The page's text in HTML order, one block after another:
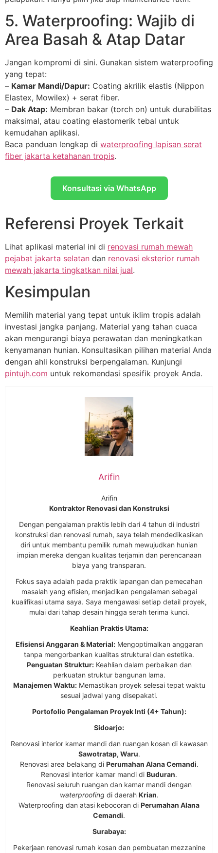
5. Waterproofing: Wajib di
Area Basah & Atap Datar
Jangan kompromi di sini. Gunakan sistem waterproofing
yang tepat:
– Kamar Mandi/Dapur: Coating akrilik elastis (Nippon
Elastex, Mowilex) + serat fiber.
– Dak Atap: Membran bakar (torch on) untuk durabilitas
maksimal, atau coating elastomerik tebal untuk
kemudahan aplikasi.
Baca panduan lengkap di waterproofing lapisan serat
fiber jakarta ketahanan tropis.
Konsultasi via WhatsApp
Referensi Proyek Terkait
Lihat aplikasi material ini di renovasi rumah mewah
pejabat jakarta selatan dan renovasi eksterior rumah
mewah jakarta tingkatkan nilai jual.
Kesimpulan
Memilih material yang tepat untuk iklim tropis adalah
investasi jangka panjang. Material yang tahan cuaca
akan mengurangi biaya perawatan dan meningkatkan
kenyamanan hunian. Konsultasikan pilihan material Anda
dengan ahli konstruksi berpengalaman. Kunjungi
pintujh.com untuk rekomendasi spesifik proyek Anda.
Arifin
Arifin
Kontraktor Renovasi dan Konstruksi
Dengan pengalaman praktis lebih dari 4 tahun di industri
konstruksi dan renovasi rumah, saya telah mendedikasikan
diri untuk membantu pemilik rumah mewujudkan hunian
impian mereka dengan kualitas terjamin dan perencanaan
biaya yang transparan.
Fokus saya adalah pada praktik lapangan dan pemecahan
masalah yang efisien, menjadikan pengalaman sebagai
kualifikasi utama saya. Saya mengawasi setiap detail proyek,
mulai dari tahap desain hingga serah terima kunci.
Keahlian Praktis Utama:
Efisiensi Anggaran & Material:Mengoptimalkan anggaran
tanpa mengorbankan kualitas struktural dan estetika.
Penguatan Struktur:Keahlian dalam perbaikan dan
perkuatan struktur bangunan lama.
Manajemen Waktu:Memastikan proyek selesai tepat waktu
sesuai jadwal yang disepakati.
Portofolio Pengalaman Proyek Inti (4+ Tahun):
Sidoarjo:
Renovasi interior kamar mandi dan ruangan kosan di kawasan
Sawotratap, Waru.
Renovasi area belakang di Perumahan Alana Cemandi.
Renovasi interior kamar mandi di Buduran.
Renovasi seluruh ruangan dan kamar mandi dengan
waterproofing di daerah Krian.
Waterproofing dan atasi kebocoran di Perumahan Alana
Cemandi.
Surabaya:
Pekerjaan renovasi rumah kosan dan pembuatan mezzanine